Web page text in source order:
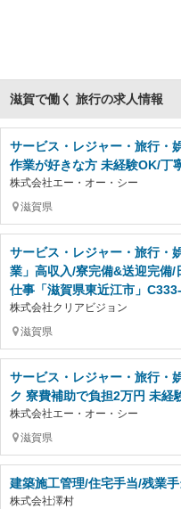
滋賀で働く 旅行の求人情報
サービス・レジャー・旅行・
作業が好きな方 未経験OK/丁
株式会社エー・オー・シー
滋賀県
サービス・レジャー・旅行・
業」高収入/寮完備&送迎完備
仕事「滋賀県東近江市」
株式会社クリアビジョン
滋賀県
サービス・レジャー・旅行・
ク 寮費補助で負担2万円 未経
株式会社エー・オー・シー
滋賀県
建築施工管理/住宅手当/残業手
株式会社澤村